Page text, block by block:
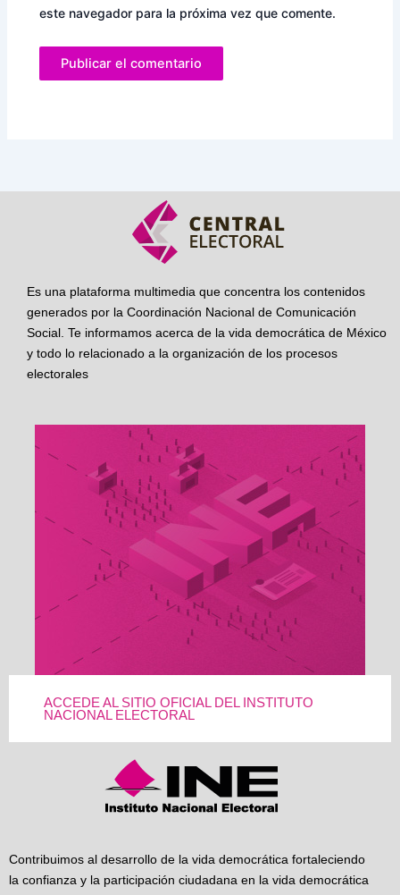
este navegador para la próxima vez que comente.
Es una plataforma multimedia que concentra los contenidos
generados por la Coordinación Nacional de Comunicación
Social. Te informamos acerca de la vida democrática de México
y todo lo relacionado a la organización de los procesos
electorales
ACCEDE AL SITIO OFICIAL DEL INSTITUTO
NACIONAL ELECTORAL
Contribuimos al desarrollo de la vida democrática fortaleciendo
la confianza y la participación ciudadana en la vida democrática